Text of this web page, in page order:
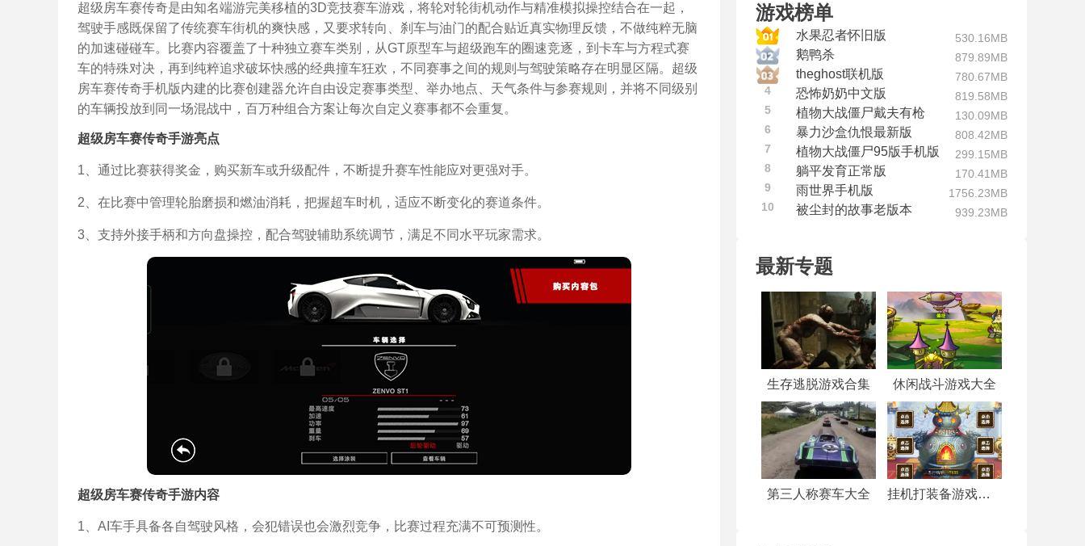
超级房车赛传奇是由知名端游完美移植的3D竞技赛车游戏，将轮对轮街机动作与精准模拟操控结合在一起，
驾驶手感既保留了传统赛车街机的爽快感，又要求转向、刹车与油门的配合贴近真实物理反馈，不做纯粹无脑
的加速碰碰车。比赛内容覆盖了十种独立赛车类别，从GT原型车与超级跑车的圈速竞逐，到卡车与方程式赛
车的特殊对决，再到纯粹追求破坏快感的经典撞车狂欢，不同赛事之间的规则与驾驶策略存在明显区隔。超级
房车赛传奇手机版内建的比赛创建器允许自由设定赛事类型、举办地点、天气条件与参赛规则，并将不同级别
的车辆投放到同一场混战中，百万种组合方案让每次自定义赛事都不会重复。
超级房车赛传奇手游亮点
1、通过比赛获得奖金，购买新车或升级配件，不断提升赛车性能应对更强对手。
2、在比赛中管理轮胎磨损和燃油消耗，把握超车时机，适应不断变化的赛道条件。
3、支持外接手柄和方向盘操控，配合驾驶辅助系统调节，满足不同水平玩家需求。
超级房车赛传奇手游内容
1、AI车手具备各自驾驶风格，会犯错误也会激烈竞争，比赛过程充满不可预测性。
游戏榜单
水果忍者怀旧版 530.16MB
鹅鸭杀 879.89MB
theghost联机版
780.67MB
4
恐怖奶奶中文版
819.58MB
5
植物大战僵尸戴夫有枪
130.09MB
6
暴力沙盒仇恨最新版
808.42MB
7
植物大战僵尸95版手机版
299.15MB
8
躺平发育正常版
170.41MB
9
雨世界手机版
1756.23MB
10
被尘封的故事老版本 939.23MB
最新专题
生存逃脱游戏合集 休闲战斗游戏大全
第三人称赛车大全 挂机打装备游戏汇总